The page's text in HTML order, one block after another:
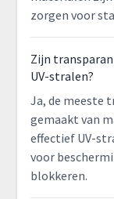
zorgen voor
Zijn
UV-stralen?
Ja, de meeste
gemaakt van
effectief UV-
voor
blokkeren.